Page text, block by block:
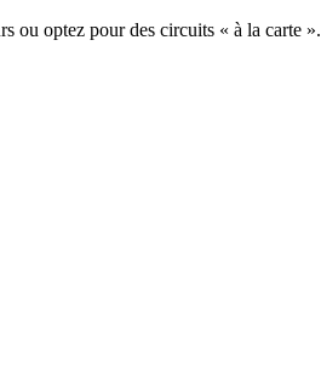
ou optez pour des circuits « à la carte ».